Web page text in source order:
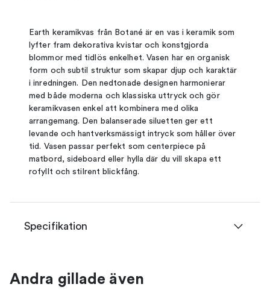
Earth keramikvas från Botané är en vas i keramik som
lyfter fram dekorativa kvistar och konstgjorda
blommor med tidlös enkelhet. Vasen har en organisk
form och subtil struktur som skapar djup och karaktär
i inredningen. Den nedtonade designen harmonierar
med både moderna och klassiska uttryck och gör
keramikvasen enkel att kombinera med olika
arrangemang. Den balanserade siluetten ger ett
levande och hantverksmässigt intryck som håller över
tid. Vasen passar perfekt som centerpiece på
matbord, sideboard eller hylla där du vill skapa ett
rofyllt och stilrent blickfång.
Specifikation
Andra gillade även